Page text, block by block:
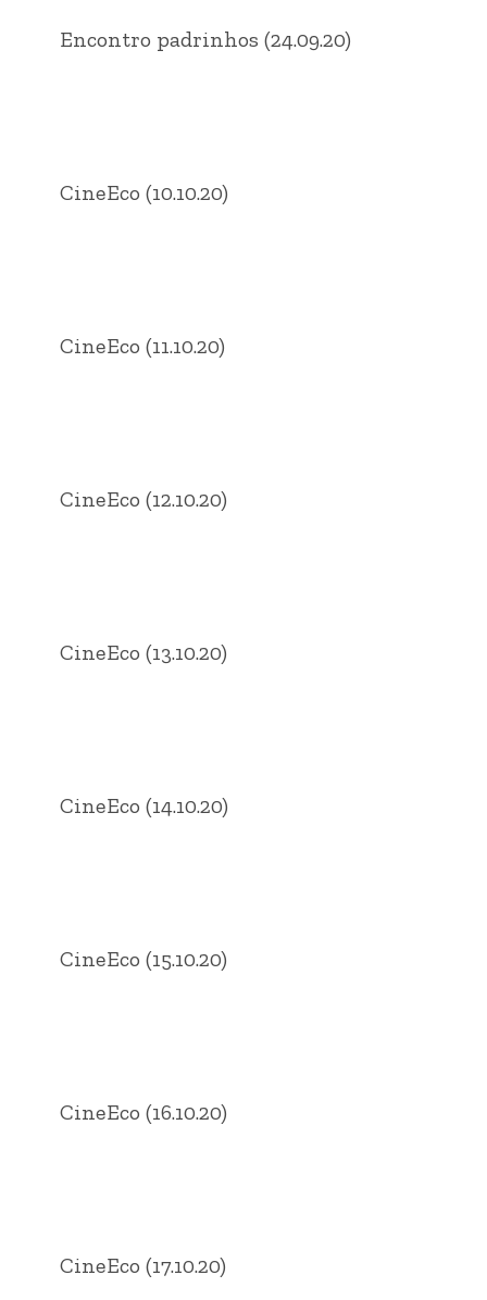
Encontro padrinhos (24.09.20)
CineEco (10.10.20)
CineEco (11.10.20)
CineEco (12.10.20)
CineEco (13.10.20)
CineEco (14.10.20)
CineEco (15.10.20)
CineEco (16.10.20)
CineEco (17.10.20)